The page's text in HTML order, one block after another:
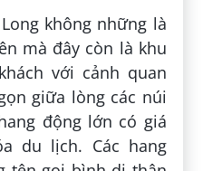
không những là
mà đây còn là khu
với cảnh quan
giữa lòng các núi
động lớn có giá
du lịch. Các hang